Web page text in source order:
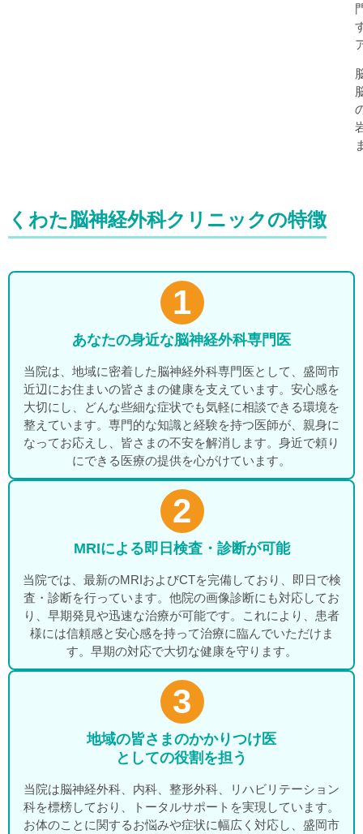
くわた脳神経外科クリニックの特徴
1
あなたの身近な脳神経外科専門医
当院は、地域に密着した脳神経外科専門医として、盛岡市
近辺にお住まいの皆さまの健康を支えています。安心感を
大切にし、どんな些細な症状でも気軽に相談できる環境を
整えています。専門的な知識と経験を持つ医師が、親身に
なってお応えし、皆さまの不安を解消します。身近で頼り
にできる医療の提供を心がけています。
2
MRIによる即日検査・診断が可能
当院では、最新のMRIおよびCTを完備しており、即日で検
査・診断を行っています。他院の画像診断にも対応してお
り、早期発見や迅速な治療が可能です。これにより、患者
様には信頼感と安心感を持って治療に臨んでいただけま
す。早期の対応で大切な健康を守ります。
3
地域の皆さまのかかりつけ医
としての役割を担う
当院は脳神経外科、内科、整形外科、リハビリテーション
科を標榜しており、トータルサポートを実現しています。
お体のことに関するお悩みや症状に幅広く対応し、盛岡市